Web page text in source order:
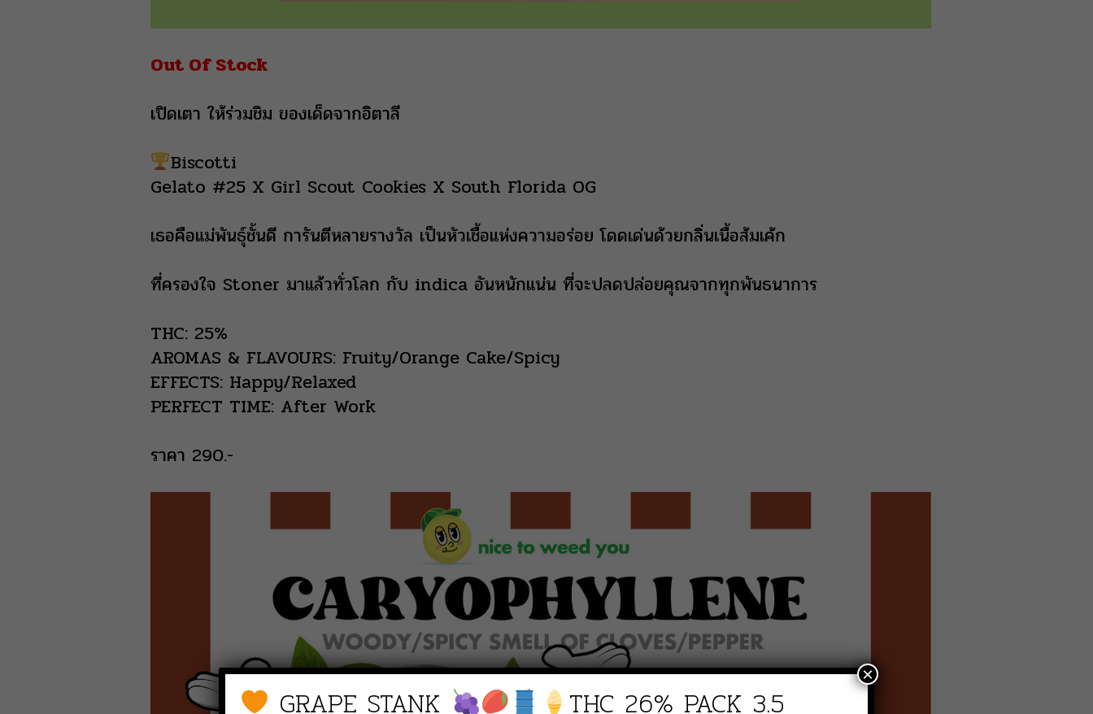
Out Of Stock
เปิดเตา ให้ร่วมชิม ของเด็ดจากอิตาลี
Biscotti
Gelato #25 X Girl Scout Cookies X South Florida OG
เธอคือแม่พันธุ์ชั้นดี การันตีหลายรางวัล เป็นหัวเชื้อแห่งความอร่อย โดดเด่นด้วยกลิ่นเนื้อส้มเค้ก
ที่ครองใจ Stoner มาแล้วทั่วโลก กับ indica อันหนักแน่น ที่จะปลดปล่อยคุณจากทุกพันธนาการ
THC: 25%
AROMAS & FLAVOURS: Fruity/Orange Cake/Spicy
EFFECTS: Happy/Relaxed
PERFECT TIME: After Work
ราคา 290.-
GRAPE STANK THC 26% PACK 3.5
×